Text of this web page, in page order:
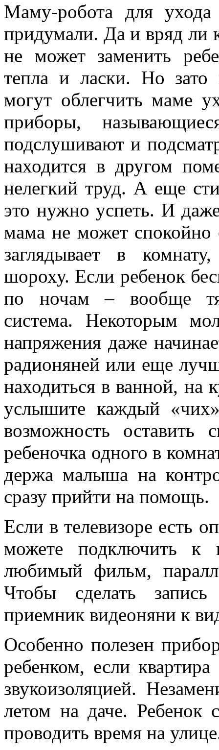
Маму-робота для
придумали. Да и вряд ли
не может заменить
тепла и ласки. Но зато
могут облегчить маме
приборы,
подслушивают и
находится в другом
нелегкий труд. А еще
это нужно успеть. И
мама не может спокойно
заглядывает в
шороху. Если ребенок
по ночам – вообще
система. Некоторым
напряжения даже
радионяней или еще
находиться в ванной, на
услышите каждый
возможность
ребеночка одного в
держа малыша на
сразу прийти на помощь.
Если в телевизоре есть
можете подключить к
любимый фильм,
Чтобы сделать
приемник видеоняни к
Особенно полезен
ребенком, если
звукоизоляцией.
летом на даче. Ребенок
проводить время на